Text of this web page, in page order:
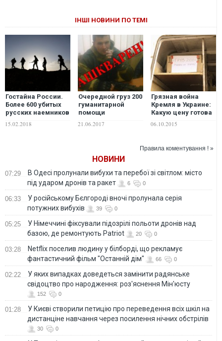
ІНШІ НОВИНИ ПО ТЕМІ
Гостайна России.
Более 600 убитых
русских наемников
в Сирии, как
выясняется, вовсе
15.02.2018
Очередной груз 200
гуманитарной
помощи
отправился из
Украины в Россию.
21.06.2017
Грязная война
Кремля в Украине:
Какую цену готова
платить Россия?
06.10.2015
Правила коментування ! »
НОВИНИ
07:29
В Одесі пролунали вибухи та перебої зі світлом: місто
під ударом дронів та ракет
6 0
06:33
У російському Бєлгороді вночі пролунала серія
потужних вибухів
39 0
05:25
У Німеччині фіксували підозрілі польоти дронів над
базою, де ремонтують Patriot
20 0
03:28
Netflix поселив людину у білборді, що рекламує
фантастичний фільм "Останній дім"
66 0
02:22
У яких випадках доведеться замінити радянське
свідоцтво про народження: роз'яснення Мін'юсту
152 0
01:28
У Києві створили петицію про переведення всіх шкіл на
дистанціне навчання через посилення нічних обстрілів
30 0